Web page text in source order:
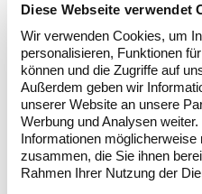
Diese Webseite verwendet
Wir verwenden Cookies, um
personalisieren, Funktionen
können und die Zugriffe auf
Außerdem geben wir
unserer Website an unsere
Werbung und Analysen
Informationen möglicherweise
zusammen, die Sie ihnen
Rahmen Ihrer Nutzung der
Nur 0.008 Prozent
Waldfläche
Die Windenergie ist
flächeneffizient, so
jährlich notabene ca.
produziert, nur rund
beansprucht. Bei
nur die Hälfte davon
Diese Fläche wird